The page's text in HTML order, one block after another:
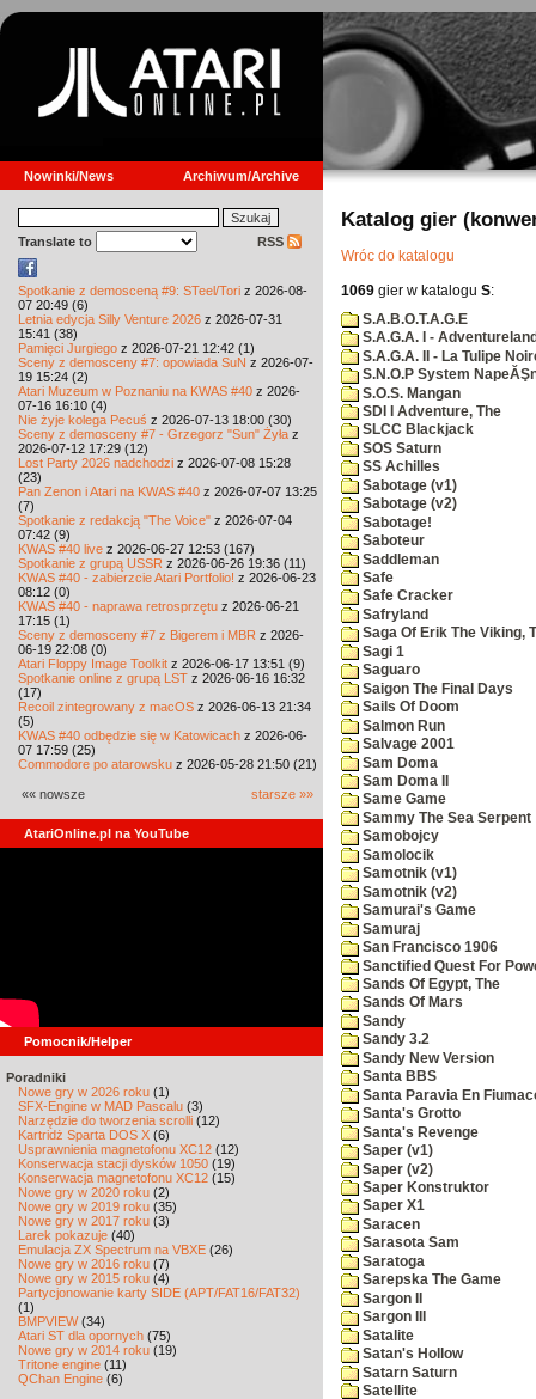
Nowinki/News Archiwum/Archive
Translate to RSS
Spotkanie z demosceną #9: STeel/Tori z 2026-08-
07 20:49 (6)
Letnia edycja Silly Venture 2026 z 2026-07-31
15:41 (38)
Pamięci Jurgiego z 2026-07-21 12:42 (1)
Sceny z demosceny #7: opowiada SuN z 2026-07-
19 15:24 (2)
Atari Muzeum w Poznaniu na KWAS #40 z 2026-
07-16 16:10 (4)
Nie żyje kolega Pecuś z 2026-07-13 18:00 (30)
Sceny z demosceny #7 - Grzegorz "Sun" Żyła z
2026-07-12 17:29 (12)
Lost Party 2026 nadchodzi z 2026-07-08 15:28
(23)
Pan Zenon i Atari na KWAS #40 z 2026-07-07 13:25
(7)
Spotkanie z redakcją "The Voice" z 2026-07-04
07:42 (9)
KWAS #40 live z 2026-06-27 12:53 (167)
Spotkanie z grupą USSR z 2026-06-26 19:36 (11)
KWAS #40 - zabierzcie Atari Portfolio! z 2026-06-23
08:12 (0)
KWAS #40 - naprawa retrosprzętu z 2026-06-21
17:15 (1)
Sceny z demosceny #7 z Bigerem i MBR z 2026-
06-19 22:08 (0)
Atari Floppy Image Toolkit z 2026-06-17 13:51 (9)
Spotkanie online z grupą LST z 2026-06-16 16:32
(17)
Recoil zintegrowany z macOS z 2026-06-13 21:34
(5)
KWAS #40 odbędzie się w Katowicach z 2026-06-
07 17:59 (25)
Commodore po atarowsku z 2026-05-28 21:50 (21)
«« nowsze starsze »»
AtariOnline.pl na YouTube
Pomocnik/Helper
Poradniki
Nowe gry w 2026 roku (1)
SFX-Engine w MAD Pascalu (3)
Narzędzie do tworzenia scrolli (12)
Kartridż Sparta DOS X (6)
Usprawnienia magnetofonu XC12 (12)
Konserwacja stacji dysków 1050 (19)
Konserwacja magnetofonu XC12 (15)
Nowe gry w 2020 roku (2)
Nowe gry w 2019 roku (35)
Nowe gry w 2017 roku (3)
Larek pokazuje (40)
Emulacja ZX Spectrum na VBXE (26)
Nowe gry w 2016 roku (7)
Nowe gry w 2015 roku (4)
Partycjonowanie karty SIDE (APT/FAT16/FAT32)
(1)
BMPVIEW(34)
Atari ST dla opornych (75)
Nowe gry w 2014 roku (19)
Tritone engine (11)
QChan Engine (6)
Katalog gier
Wróc do katalogu
1069 gier w katalogu S:
S.A.B.O.T.A.G.E
S.A.G.A. I -
S.A.G.A. II - La Tulipe
S.N.O.P System
S.O.S. Mangan
SDI I Adventure, The
SLCC Blackjack
SOS Saturn
SS Achilles
Sabotage (v1)
Sabotage (v2)
Sabotage!
Saboteur
Saddleman
Safe
Safe Cracker
Safryland
Saga Of Erik The Viking,
Sagi 1
Saguaro
Saigon The Final Days
Sails Of Doom
Salmon Run
Salvage 2001
Sam Doma
Sam Doma II
Same Game
Sammy The Sea Serpent
Samobojcy
Samolocik
Samotnik (v1)
Samotnik (v2)
Samurai's Game
Samuraj
San Francisco 1906
Sanctified Quest For
Sands Of Egypt, The
Sands Of Mars
Sandy
Sandy 3.2
Sandy New Version
Santa BBS
Santa Paravia En
Santa's Grotto
Santa's Revenge
Saper (v1)
Saper (v2)
Saper Konstruktor
Saper X1
Saracen
Sarasota Sam
Saratoga
Sarepska The Game
Sargon II
Sargon III
Satalite
Satan's Hollow
Satarn Saturn
Satellite